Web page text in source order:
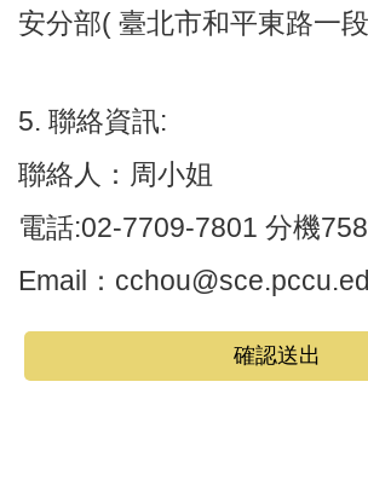
安分部( 臺北市和平東路一段
5. 聯絡資訊:
聯絡人：周小姐
電話:02-7709-7801 分機
Email：
確認送出